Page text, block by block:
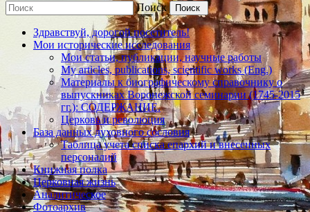
Поиск
Здравствуй, дорогой посетитель!
Мои исторические исследования
Мои статьи, публикации, научные работы
My articles, publications, scientific works (Eng.)
Материалы к биографическому справочнику о
выпускниках Воронежской семинарии (1745-2015
гг.): СОДЕРЖАНИЕ.
Церковь и революция
База данных духовного сословия
Таблица учета списка епархий и внесенных
персоналий
Книжная полка
Церковная жизнь
Аналитическое
Фотоархив